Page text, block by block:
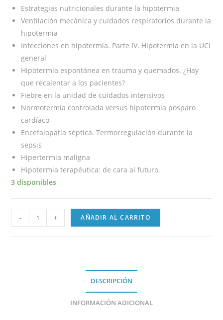
Estrategias nutricionales durante la hipotermia
Ventilación mecánica y cuidados respiratorios durante la
hipotermia
Infecciones en hipotermia. Parte IV. Hipotermia en la UCI
general
Hipotermia espontánea en trauma y quemados. ¿Hay
que recalentar a los pacientes?
Fiebre en la unidad de cuidados intensivos
Normotermia controlada versus hipotermia posparo
cardíaco
Encefalopatía séptica. Termorregulación durante la
sepsis
Hipertermia maligna
Hipotermia terapéutica: de cara al futuro.
3 disponibles
- + AÑADIR AL CARRITO
DESCRIPCIÓN
INFORMACIÓN ADICIONAL